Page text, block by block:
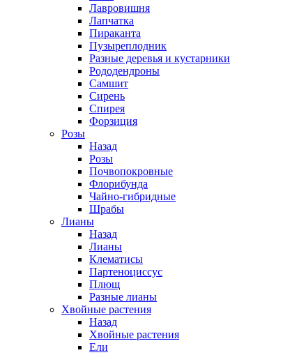
Лавровишня
Лапчатка
Пираканта
Пузыреплодник
Разные деревья и кустарники
Рододендроны
Самшит
Сирень
Спирея
Форзиция
Розы
Назад
Розы
Почвопокровные
Флорибунда
Чайно-гибридные
Шрабы
Лианы
Назад
Лианы
Клематисы
Партеноциссус
Плющ
Разные лианы
Хвойные растения
Назад
Хвойные растения
Ели